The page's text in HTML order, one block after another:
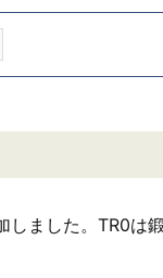
ました。TR0は